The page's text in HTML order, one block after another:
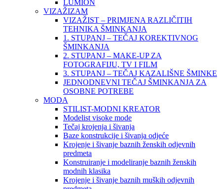
LUMION
VIZAŽIZAM
VIZAŽIST – PRIMJENA RAZLIČITIH
TEHNIKA ŠMINKANJA
1. STUPANJ – TEČAJ KOREKTIVNOG
ŠMINKANJA
2. STUPANJ – MAKE-UP ZA
FOTOGRAFIJU, TV I FILM
3. STUPANJ – TEČAJ KAZALIŠNE ŠMINKE
JEDNODNEVNI TEČAJ ŠMINKANJA ZA
OSOBNE POTREBE
MODA
STILIST-MODNI KREATOR
Modelist visoke mode
Tečaj krojenja i šivanja
Baze konstrukcije i šivanja odjeće
Krojenje i šivanje baznih ženskih odjevnih
predmeta
Konstruiranje i modeliranje baznih ženskih
modnih klasika
Krojenje i šivanje baznih muških odjevnih